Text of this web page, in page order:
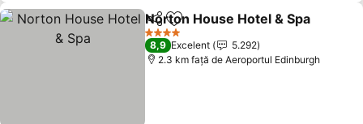
DistribuițiAdăugaţi la favorite
Norton House Hotel & Spa
4 Stele
8,9 Excelent
5.292
2.3 km faţă de Aeroportul Edinburgh